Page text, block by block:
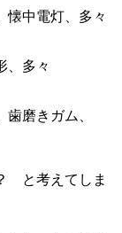
中電灯、多々
多々
磨きガム、
と考えてしま